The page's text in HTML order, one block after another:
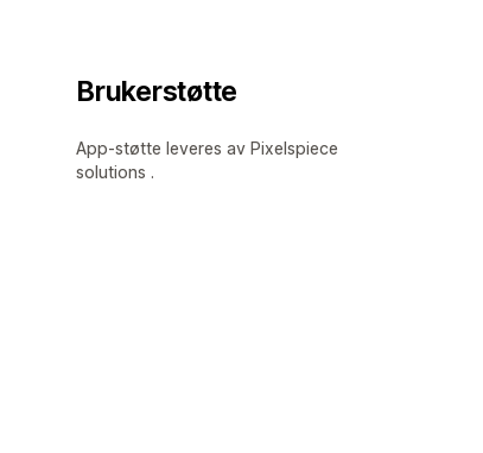
Brukerstøtte
App-støtte leveres av Pixelspiece
solutions .